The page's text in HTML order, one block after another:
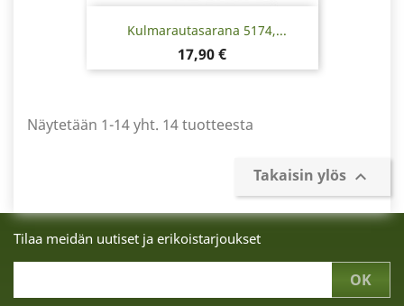
Kulmarautasarana 5174,...
Hinta
17,90 €
Näytetään 1-14 yht. 14 tuotteesta
Takaisin ylös 
Tilaa meidän uutiset ja erikoistarjoukset